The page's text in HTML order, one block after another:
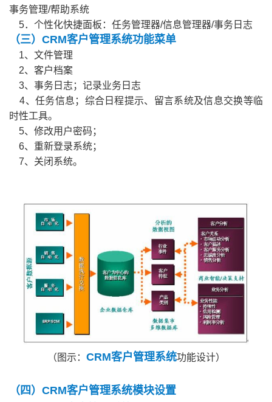
事务管理/帮助系统
5．个性化快捷面板：任务管理器/信息管理器/事务日志
（三）CRM客户管理系统功能菜单
1、文件管理
2、客户档案
3、事务日志；记录业务日志
4、任务信息；综合日程提示、留言系统及信息交换等临
时性工具。
5、修改用户密码；
6、重新登录系统；
7、关闭系统。
（图示： CRM客户管理系统功能设计）
（四）CRM客户管理系统模块设置